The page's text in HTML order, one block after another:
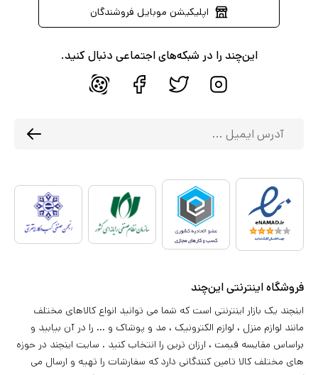
اپلیکیشن موبایل فروشندگان
این‌چند را در شبکه‌های اجتماعی دنبال کنید.
فروشگاه اینترنتی این‌چند
اینچند یک بازار اینترنتی است که شما می توانید انواع کالاهای مختلف
مانند لوازم منزل ، لوازم الکترونیک ، مد و پوشاک و ... را در آن بیابید و
براساس مقایسه قیمت ، ارزان ترین را انتخاب کنید . سایت اینچند در حوزه
های مختلف کالا تامین کنندگانی دارد که سفارشات را تهیه و ارسال می